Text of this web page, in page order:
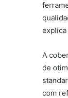
A
de
com